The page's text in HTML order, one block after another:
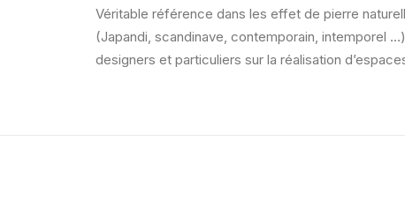
Véritable référence dans les effet de pierre
(Japandi, scandinave, contemporain, intemporel
designers et particuliers sur la réalisation